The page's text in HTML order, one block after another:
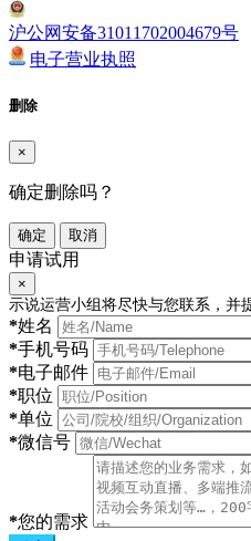
沪公网安备31011702004679号
电子营业执照
删除
×
确定删除吗？
确定 取消
申请试用
×
示说运营小组将尽快与您联系，并
*姓名
*手机号码
*电子邮件
*职位
*单位
*微信号
*您的需求